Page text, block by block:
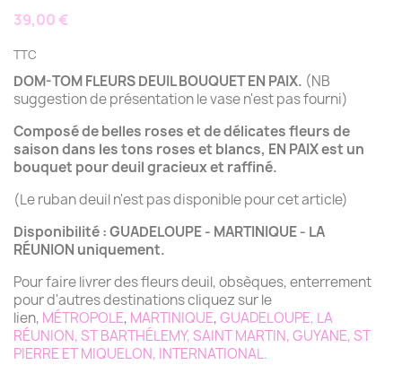
39,00 €
TTC
DOM-TOM FLEURS DEUIL BOUQUET EN PAIX. (NB
suggestion de présentation le vase n'est pas fourni)
Composé de belles roses et de délicates fleurs de
saison dans les tons roses et blancs, EN PAIX est un
bouquet pour deuil gracieux et raffiné.
(Le ruban deuil n'est pas disponible pour cet article)
Disponibilité : GUADELOUPE - MARTINIQUE - LA
RÉUNION uniquement.
Pour faire livrer des fleurs deuil, obsèques, enterrement
pour d'autres destinations cliquez sur le
lien, MÉTROPOLE, MARTINIQUE,GUADELOUPE, LA
RÉUNION,ST BARTHÉLEMY,SAINT MARTIN,GUYANE,ST
PIERRE ET MIQUELON, INTERNATIONAL.